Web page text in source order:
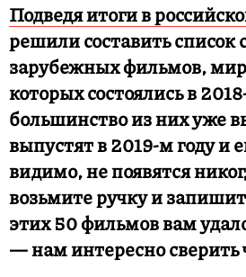
Подведя итоги в
решили составить
зарубежных фильмов,
которых состоялись в
большинство из них уже
выпустят в 2019-м году и
видимо, не появятся
возьмите ручку и
этих 50 фильмов вам
— нам интересно сверить